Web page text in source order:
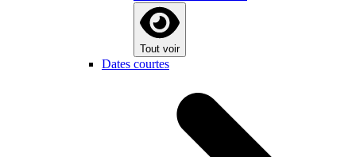
Tout voir
Dates courtes